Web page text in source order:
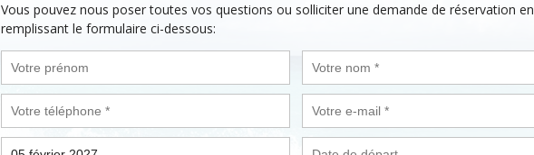
Vous pouvez nous poser toutes vos questions ou solliciter une demande de réservation en
remplissant le formulaire ci-dessous: